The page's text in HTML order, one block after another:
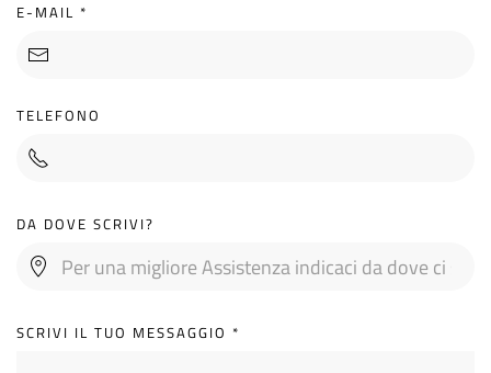
E-MAIL *
TELEFONO
DA DOVE SCRIVI?
SCRIVI IL TUO MESSAGGIO *